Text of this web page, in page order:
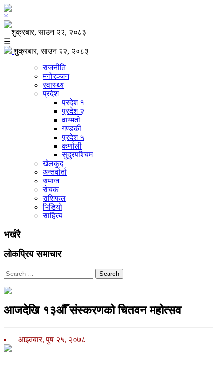
×
शुक्रबार, साउन २२, २०८३
☰
शुक्रबार, साउन २२, २०८३
राजनीति
मनोरञ्जन
स्वास्थ्य
प्रदेश
प्रदेश १
प्रदेश २
वाग्मती
गण्डकी
प्रदेश ५
कर्णाली
सुदुरपश्चिम
खेलकुद
अन्तर्वार्ता
समाज
रोचक
राशिफल
भिडियो
साहित्य
भर्खरै
लोकप्रिय समाचार
Search
आजदेखि १३औँ संस्करणको चितवन महोत्सव
आइतबार, पुष २५, २०७८